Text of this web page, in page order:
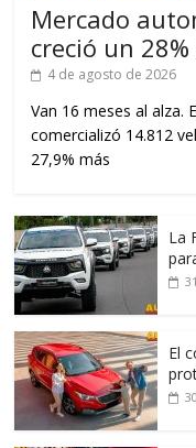
Mercado
creció un
4 de agosto de 2026
Van 16 meses al
comercializó 14.812
27,9% más
La
El